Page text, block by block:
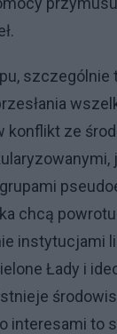
szczególnie
konflikt ze
chcą
instytucjami
Łady i
interesami to